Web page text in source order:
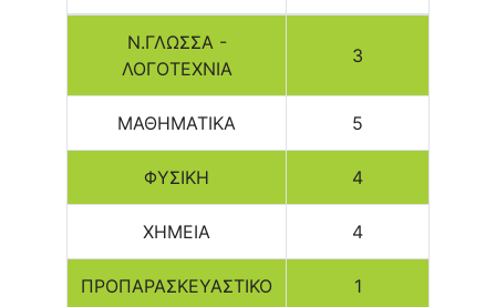
Ν.ΓΛΩΣΣΑ -
ΛΟΓΟΤΕΧΝΙΑ
3
ΜΑΘΗΜΑΤΙΚΑ 5
ΦΥΣΙΚΗ 4
ΧΗΜΕΙΑ 4
ΠΡΟΠΑΡΑΣΚΕΥΑΣΤΙΚΟ 1